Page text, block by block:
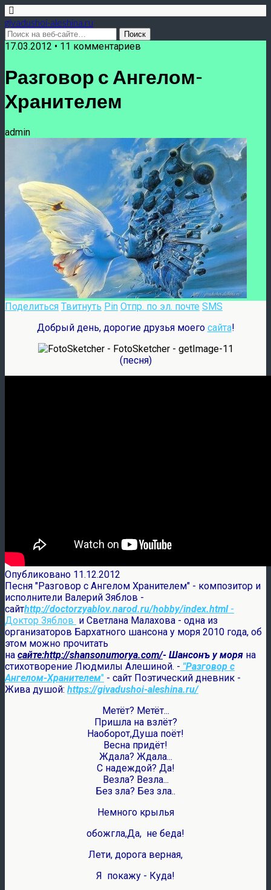
givadushoi-aleshina.ru
17.03.2012 • 11 комментариев
Разговор с Ангелом-
Хранителем
admin
Поделиться Твитнуть Pin Отпр. по эл. почте SMS
Добрый день, дорогие друзья моего сайта!
(песня)
Опубликовано 11.12.2012
Песня "Разговор с Ангелом Хранителем" - композитор и
исполнители Валерий Зяблов -
сайтhttp://doctorzyablov.narod.ru/hobby/index.html-
Доктор Зяблов и Светлана Малахова - одна из
организаторов Бархатного шансона у моря 2010 года, об
этом можно прочитать
на сайте:http://shansonumorya.com/- Шансонъ у моря на
стихотворение Людмилы Алешиной. - "Разговор с
Ангелом-Хранителем" - сайт Поэтический дневник -
Жива душой: https://givadushoi-aleshina.ru/
Метёт? Метёт...
Пришла на взлёт?
Наоборот,Душа поёт!
Весна придёт!
Ждала? Ждала...
С надеждой? Да!
Везла? Везла...
Без зла? Без зла..
Немного крылья
обожгла,Да, не беда!
Лети, дорога верная,
Я покажу - Куда!